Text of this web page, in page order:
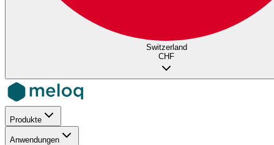
Switzerland
CHF
Produkte
Anwendungen